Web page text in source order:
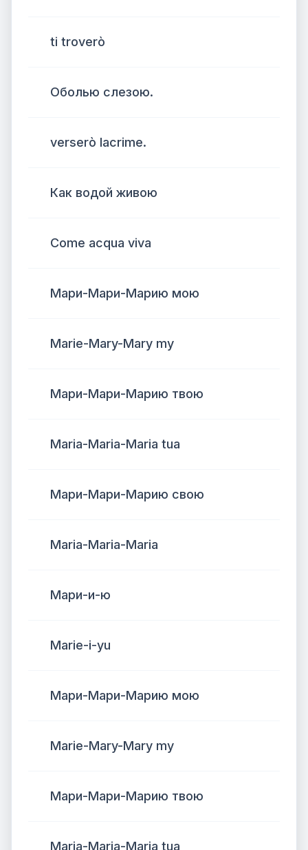
ti troverò
Оболью слезою.
verserò lacrime.
Как водой живою
Come acqua viva
Мари-Мари-Марию мою
Marie-Mary-Mary my
Мари-Мари-Марию твою
Maria-Maria-Maria tua
Мари-Мари-Марию свою
Maria-Maria-Maria
Мари-и-ю
Marie-i-yu
Мари-Мари-Марию мою
Marie-Mary-Mary my
Мари-Мари-Марию твою
Maria-Maria-Maria tua